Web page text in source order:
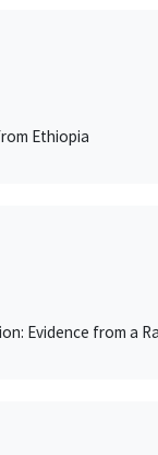
Ethiopia
Evidence from a